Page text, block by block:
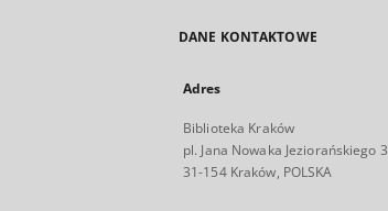
DANE KONTAKTOWE
Adres
Biblioteka Kraków
pl. Jana Nowaka Jeziorańskiego 3
31-154 Kraków, POLSKA